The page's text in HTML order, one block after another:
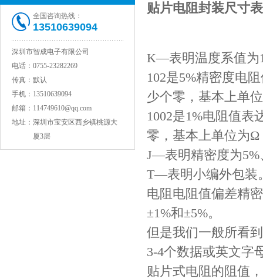
全国咨询热线：
13510639094
深圳市智成电子有限公司
电话： 0755-23282269
传真： 默认
手机： 13510639094
邮箱： 114749610@qq.com
地址： 深圳市宝安区西乡镇桃源大
厦3层
贴片电阻封装尺寸表
K—表明温度系值为
102是5%精密度电
少个零，基本上单
1002是1%电阻值
零，基本上单位为Ω
J—表明精密度为
T—表明小编外包装
电阻电阻值偏差精
±1%和±5%。
但是我们一般所看
3-4个数据或英文字
贴片式电阻的阻值